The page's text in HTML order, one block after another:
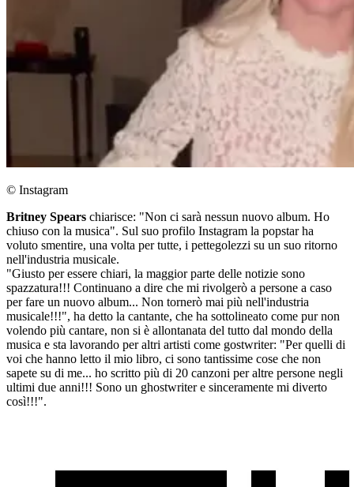
© Instagram
Britney Spears chiarisce: "Non ci sarà nessun nuovo album. Ho
chiuso con la musica". Sul suo profilo Instagram la popstar ha
voluto smentire, una volta per tutte, i pettegolezzi su un suo ritorno
nell'industria musicale.
"Giusto per essere chiari, la maggior parte delle notizie sono
spazzatura!!! Continuano a dire che mi rivolgerò a persone a caso
per fare un nuovo album... Non tornerò mai più nell'industria
musicale!!!", ha detto la cantante, che ha sottolineato come pur non
volendo più cantare, non si è allontanata del tutto dal mondo della
musica e sta lavorando per altri artisti come gostwriter: "Per quelli di
voi che hanno letto il mio libro, ci sono tantissime cose che non
sapete su di me... ho scritto più di 20 canzoni per altre persone negli
ultimi due anni!!! Sono un ghostwriter e sinceramente mi diverto
così!!!".